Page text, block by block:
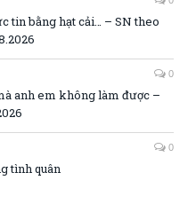
tin bằng hạt cải… – SN theo
0
anh em không làm được –
0
tình quân